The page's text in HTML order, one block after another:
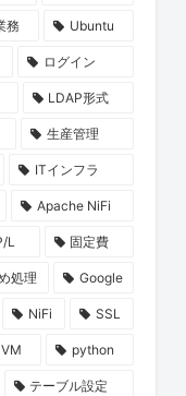
務 Ubuntu
ログイン
LDAP形式
生産管理
ITインフラ
Apache NiFi
L 固定費
処理 Google
NiFi SSL
VM python
テーブル設定